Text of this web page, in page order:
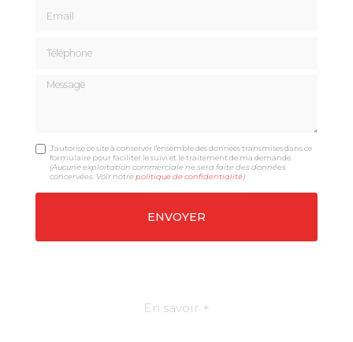
Message
J'autorise ce site à conserver l'ensemble des données transmises dans ce
formulaire pour faciliter le suivi et le traitement de ma demande.
(Aucune exploitation commerciale ne sera faite des données
concervées. Voir notrepolitique de confidentialité)
En savoir +